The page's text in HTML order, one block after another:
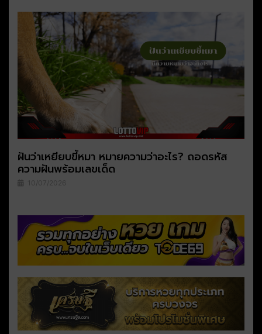
ฝันว่าเหยียบขี้หมา หมายความว่าอะไร? ถอดรหัส
ความฝันพร้อมเลขเด็ด
10/07/2026